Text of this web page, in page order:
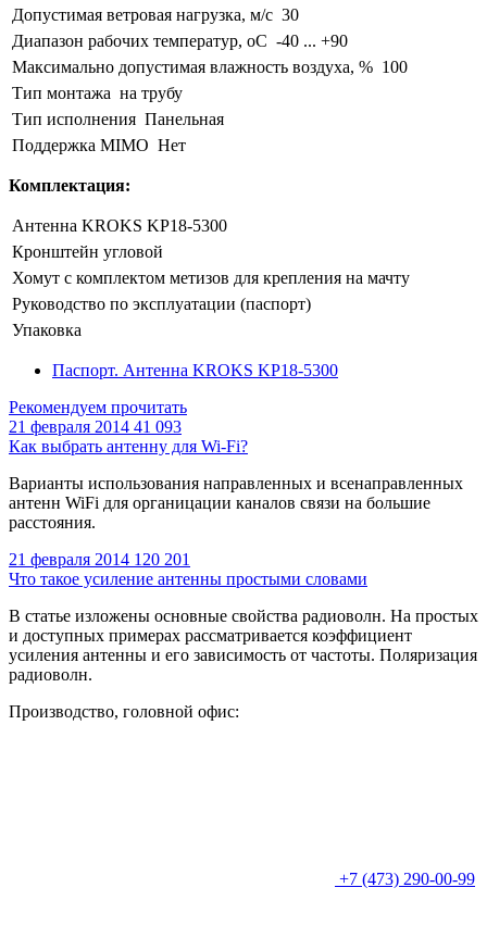
Допустимая ветровая нагрузка, м/с 30
Диапазон рабочих температур, оС -40 ... +90
Максимально допустимая влажность воздуха, % 100
Тип монтажа на трубу
Тип исполнения Панельная
Поддержка MIMO Нет
Комплектация:
Антенна KROKS KP18-5300
Кронштейн угловой
Хомут с комплектом метизов для крепления на мачту
Руководство по эксплуатации (паспорт)
Упаковка
Паспорт. Антенна KROKS KP18-5300
Рекомендуем прочитать
21 февраля 2014 41 093
Как выбрать антенну для Wi-Fi?
Варианты использования направленных и всенаправленных
антенн WiFi для органицации каналов связи на большие
расстояния.
21 февраля 2014 120 201
Что такое усиление антенны простыми словами
В статье изложены основные свойства радиоволн. На простых
и доступных примерах рассматривается коэффициент
усиления антенны и его зависимость от частоты. Поляризация
радиоволн.
Производство, головной офис:
+7 (473) 290-00-99